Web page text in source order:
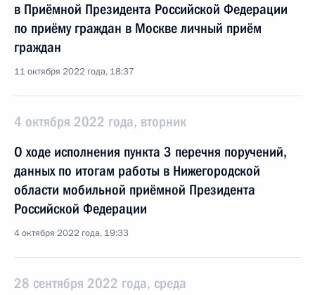
в Приёмной Президента Российской Федерации
по приёму граждан в Москве личный приём
граждан
11 октября 2022 года, 18:37
4 октября 2022 года, вторник
О ходе исполнения пункта 3 перечня поручений,
данных по итогам работы в Нижегородской
области мобильной приёмной Президента
Российской Федерации
4 октября 2022 года, 19:33
28 сентября 2022 года, среда